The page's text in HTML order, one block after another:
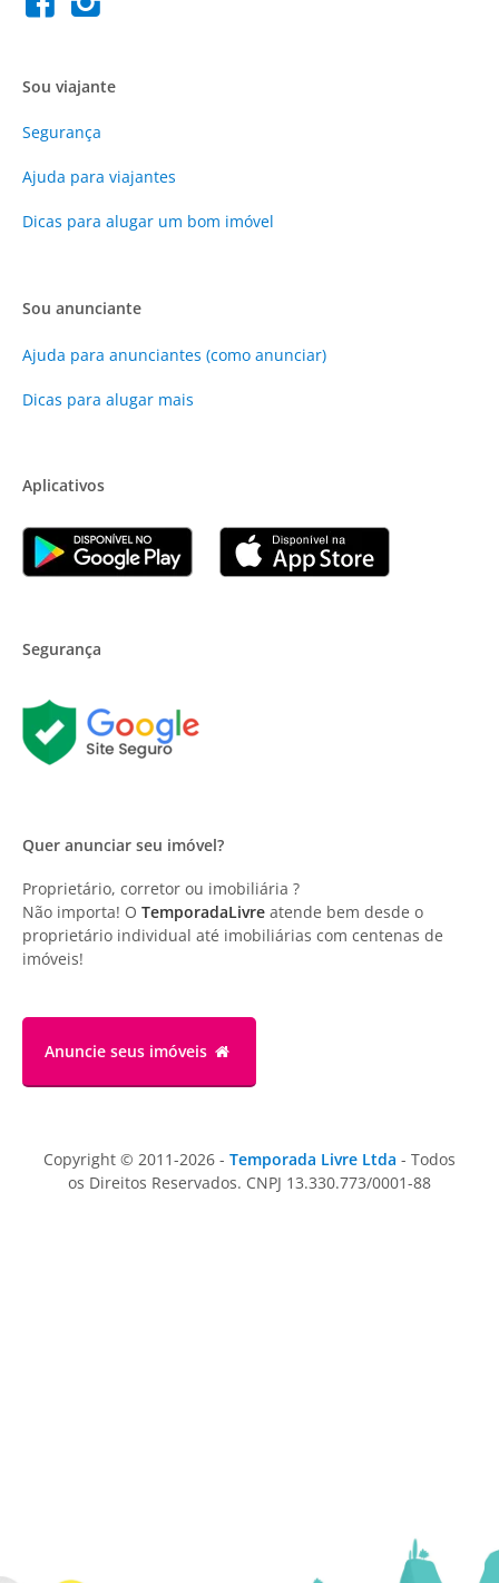
Sou viajante
Segurança
Ajuda para viajantes
Dicas para alugar um bom imóvel
Sou anunciante
Ajuda para anunciantes (como anunciar)
Dicas para alugar mais
Aplicativos
Segurança
Quer anunciar seu imóvel?
Proprietário, corretor ou imobiliária ?
Não importa! O TemporadaLivre atende bem desde o
proprietário individual até imobiliárias com centenas de
imóveis!
Anuncie seus imóveis
Copyright © 2011-2026 - Temporada Livre Ltda - Todos
os Direitos Reservados. CNPJ 13.330.773/0001-88